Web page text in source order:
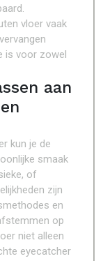
vloer vaak
is voor zowel
aan
kun je de
smaak
of
zijn
en
op
niet alleen
eyecatcher